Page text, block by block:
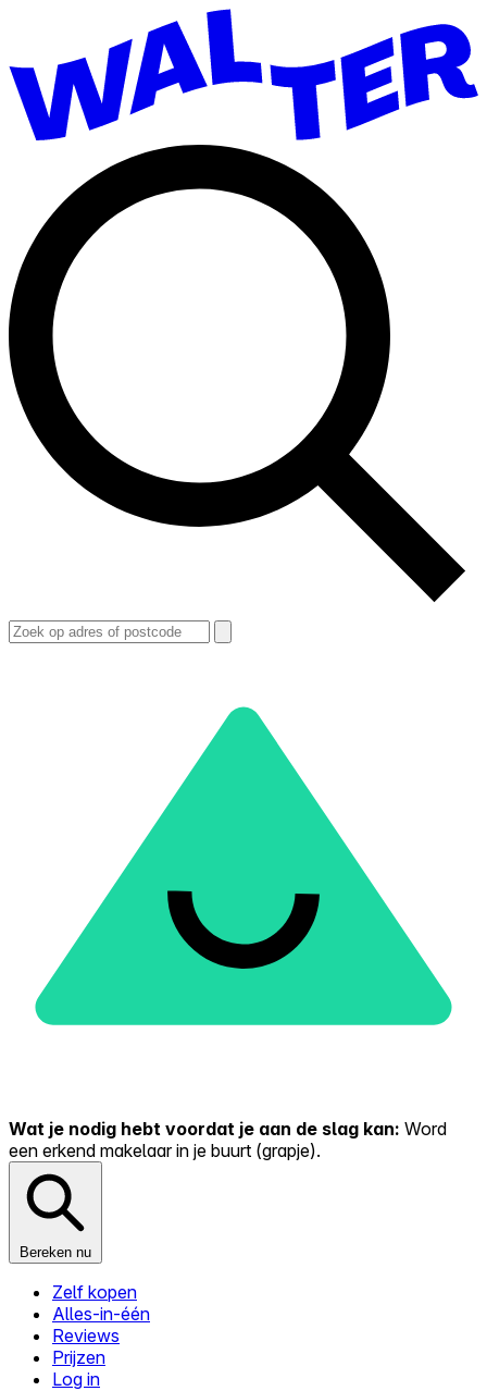
Wat je nodig hebt voordat je aan de slag kan: Word
een erkend makelaar in je buurt (grapje).
Bereken nu
Zelf kopen
Alles-in-één
Reviews
Prijzen
Log in